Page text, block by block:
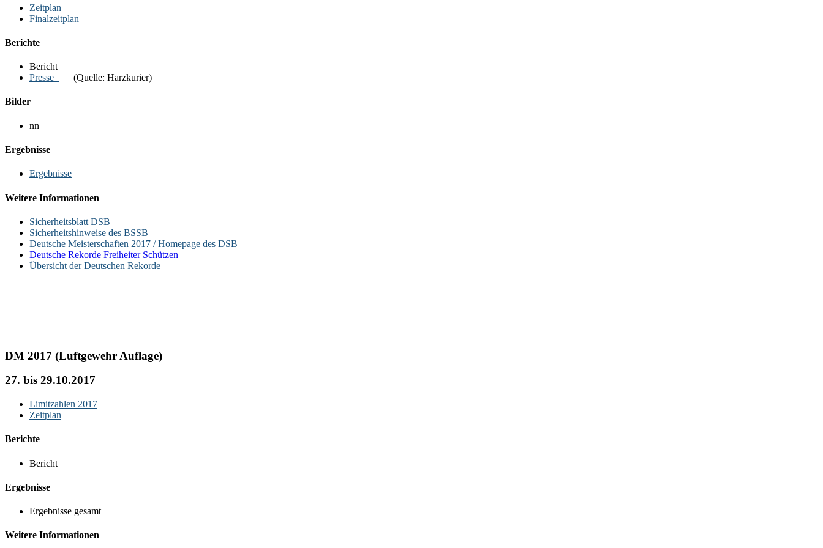
Zeitplan
Finalzeitplan
Berichte
Bericht
Presse
(Quelle: Harzkurier)
Bilder
nn
Ergebnisse
Ergebnisse
Weitere Informationen
Sicherheitsblatt DSB
Sicherheitshinweise des BSSB
Deutsche Meisterschaften 2017 / Homepage des DSB
Deutsche Rekorde Freiheiter Schützen
Übersicht der Deutschen Rekorde
DM 2017 (Luftgewehr Auflage)
27. bis 29.10.2017
Limitzahlen 2017
Zeitplan
Berichte
Bericht
Ergebnisse
Ergebnisse gesamt
Weitere Informationen